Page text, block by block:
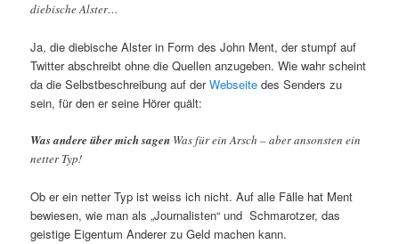
diebische Alster…
Ja, die diebische Alster in Form des John Ment, der stumpf auf
Twitter abschreibt ohne die Quellen anzugeben. Wie wahr scheint
da die Selbstbeschreibung auf derWebseite des Senders zu
sein, für den er seine Hörer quält:
Was andere über mich sagen Was für ein Arsch – aber ansonsten ein
netter Typ!
Ob er ein netter Typ ist weiss ich nicht. Auf alle Fälle hat Ment
bewiesen, wie man als „Journalisten“ und Schmarotzer, das
geistige Eigentum Anderer zu Geld machen kann.